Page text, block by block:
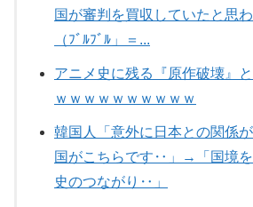
国が審判を買収していたと思
（ﾌﾞﾙﾌﾞﾙ」＝...
アニメ史に残る『原作破壊』
ｗｗｗｗｗｗｗｗｗｗ
韓国人「意外に日本との関係
国がこちらです‥」→「国境
史のつながり‥」